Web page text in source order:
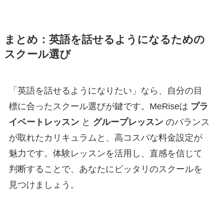
まとめ：英語を話せるようになるための
スクール選び
「英語を話せるようになりたい」なら、自分の目
標に合ったスクール選びが鍵です。MeRiseは プラ
イベートレッスンと グループレッスンのバランス
が取れたカリキュラムと、高コスパな料金設定が
魅力です。体験レッスンを活用し、直感を信じて
判断することで、あなたにピッタリのスクールを
見つけましょう。